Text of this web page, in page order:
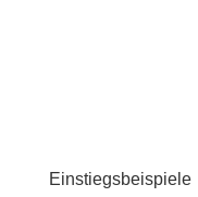
Einstiegsbeispiele